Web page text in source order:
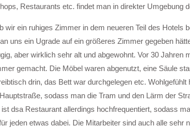
Restaurants etc. findet man in direkter Umgebung
wir ein ruhiges Zimmer in dem neueren Teil des Hotels
uns ein Ugrade auf ein größeres Zimmer gegeben
aber wirklich sehr alt und abgewohnt. Vor 30 Jahren
gemacht. Die Möbel waren abgenutzt, eine Säule
drin, das Bett war durchgelegen etc.
sodass man die Tram und den Lärm der
dsa Restaurant allerdings hochfrequentiert, sodass
jeden etwas dabei. Die Mitarbeiter sind auch alle sehr